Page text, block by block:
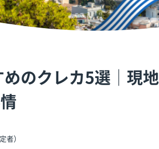
めのクレカ5選│現地
者）